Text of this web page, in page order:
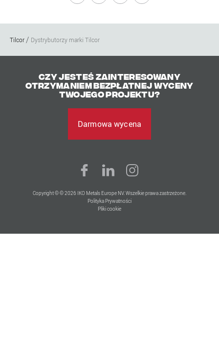
Tilcor Dystrybutorzy marki Tilcor
Czy jesteś zainteresowany
otrzymaniem bezpłatnej wyceny
Twojego projektu?
Darmowa wycena
Copyright © © 2026 IKO Metals Europe NV. Wszelkie prawa zastrzeżone.
Polityka Prywatności
Pliki cookie